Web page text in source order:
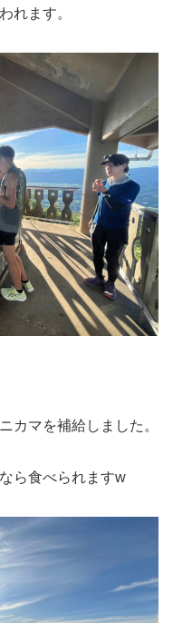
れます。
カマを補給しました。
ら食べられますw